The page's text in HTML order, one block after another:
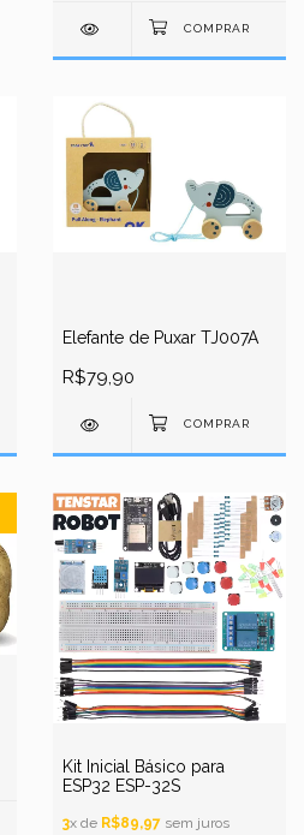
Elefante de Puxar TJ007A
R$79,90
Kit Inicial Básico para
ESP32 ESP-32S
3x de R$89,97 sem juros